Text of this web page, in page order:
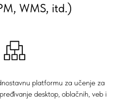
WMS, itd.)
platformu za učenje za
desktop, oblačnih, veb i